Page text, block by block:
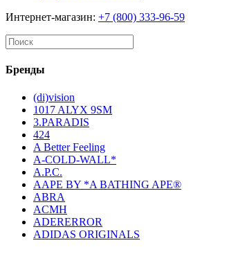
Интернет-магазин: +7 (800) 333-96-59
Бренды
(di)vision
1017 ALYX 9SM
3.PARADIS
424
A Better Feeling
A-COLD-WALL*
A.P.C.
AAPE BY *A BATHING APE®
ABRA
ACMH
ADERERROR
ADIDAS ORIGINALS